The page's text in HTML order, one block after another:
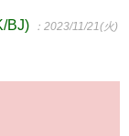
BJ) ：2023/11/21(火)